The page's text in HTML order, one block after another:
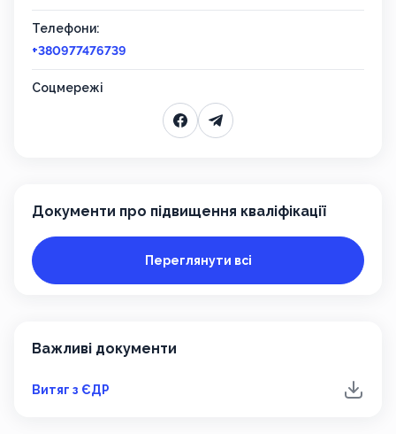
Телефони:
+380977476739
Соцмережі
Документи про підвищення кваліфікації
Переглянути всі
Важливі документи
Витяг з ЄДР